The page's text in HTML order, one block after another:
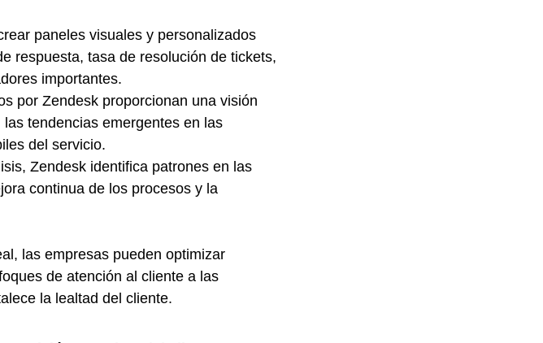
paneles visuales y personalizados
respuesta, tasa de resolución de tickets,
importantes.
por Zendesk proporcionan una visión
tendencias emergentes en las
del servicio.
Zendesk identifica patrones en las
continua de los procesos y la
las empresas pueden optimizar
de atención al cliente a las
la lealtad del cliente.